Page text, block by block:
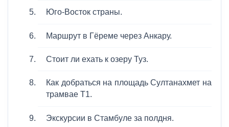
Юго-Восток страны.
Маршрут в Гёреме через Анкару.
Стоит ли ехать к озеру Туз.
Как добраться на площадь Султанахмет на
трамвае T1.
Экскурсии в Стамбуле за полдня.